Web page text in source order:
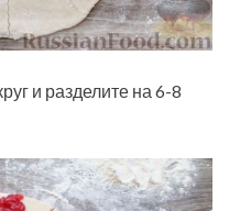
и разделите на 6-8